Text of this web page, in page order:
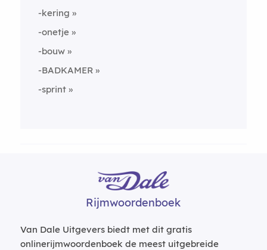
-kering
-onetje
-bouw
-BADKAMER
-sprint
Rijmwoordenboek
Van Dale Uitgevers biedt met dit gratis
onlinerijmwoordenboek de meest uitgebreide